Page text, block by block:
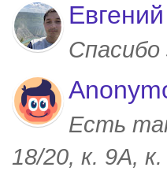
Евгений
Есть
18/20, к. 9А,